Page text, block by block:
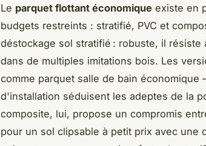
Le parquet flottant économique existe en
budgets restreints : stratifié, PVC et
déstockage sol stratifié : robuste, il résiste
dans de multiples imitations bois. Les
comme parquet salle de bain économique
d'installation séduisent les adeptes de la
composite, lui, propose un compromis
pour un sol clipsable à petit prix avec une